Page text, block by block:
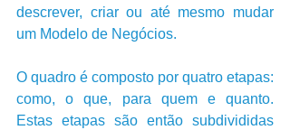
descrever, criar ou até mesmo mudar
um Modelo de Negócios.
O quadro é composto por quatro etapas:
como, o que, para quem e quanto.
Estas etapas são então subdivididas